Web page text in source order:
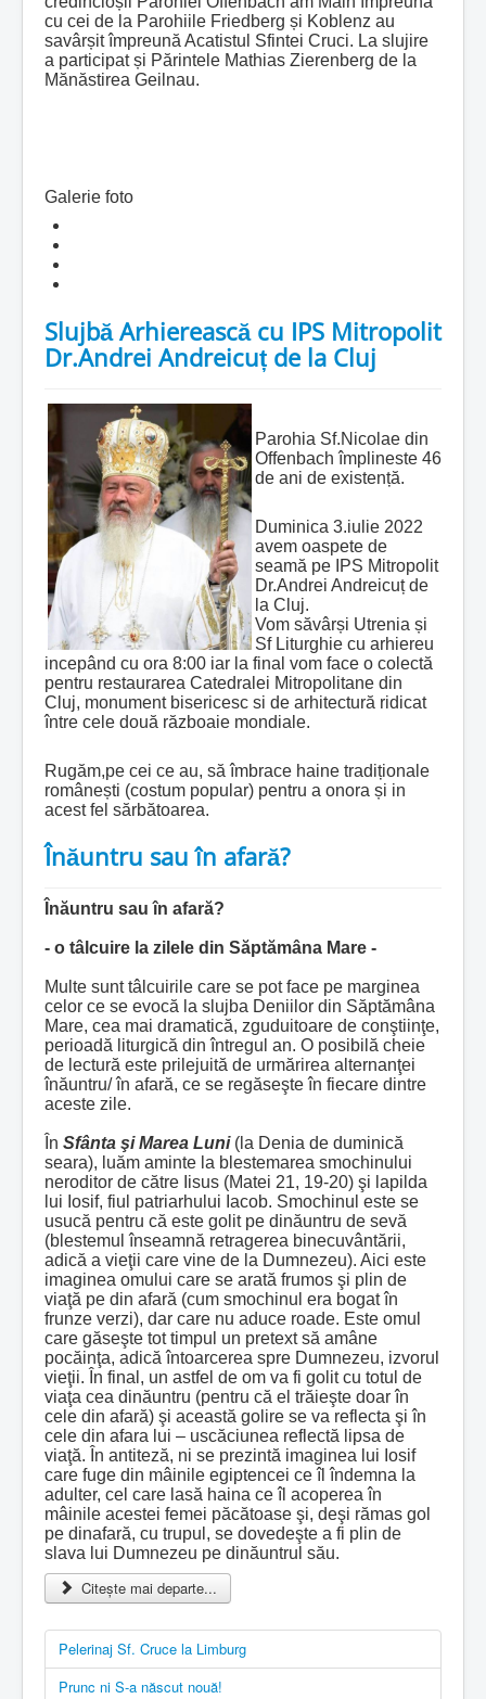
cu cei de la Parohiile Friedberg și Koblenz au
savârșit împreună Acatistul Sfintei Cruci. La slujire
a participat și Părintele Mathias Zierenberg de la
Mănăstirea Geilnau.
Galerie foto
Slujbă Arhierească cu IPS Mitropolit
Dr.Andrei Andreicuț de la Cluj
Parohia Sf.Nicolae din
Offenbach împlineste 46
de ani de existență.
Duminica 3.iulie 2022
avem oaspete de
seamă pe IPS Mitropolit
Dr.Andrei Andreicuț de
la Cluj.
Vom săvârși Utrenia și
Sf Liturghie cu arhiereu
incepând cu ora 8:00 iar la final vom face o colectă
pentru restaurarea Catedralei Mitropolitane din
Cluj, monument bisericesc si de arhitectură ridicat
între cele două războaie mondiale.
Rugăm,pe cei ce au, să îmbrace haine tradiționale
românești (costum popular) pentru a onora și in
acest fel sărbătoarea.
Înăuntru sau în afară?
năuntru sau în afară?
- o tâlcuire la zilele din Săptămâna Mare -
Multe sunt tâlcuirile care se pot face pe marginea
celor ce se evocă la slujba Deniilor din Săptămâna
Mare, cea mai dramatică, zguduitoare de conştiinţe,
perioadă liturgică din întregul an. O posibilă cheie
de lectură este prilejuită de urmărirea alternanţei
înăuntru/ în afară, ce se regăseşte în fiecare dintre
aceste zile.
În Sfânta şi Marea Luni(la Denia de duminică
seara), luăm aminte la blestemarea smochinului
neroditor de către Iisus (Matei 21, 19-20) şi lapilda
lui Iosif, fiul patriarhului Iacob. Smochinul este se
usucă pentru că este golit pe dinăuntru de sevă
(blestemul înseamnă retragerea binecuvântării,
adică a vieţii care vine de la Dumnezeu). Aici este
imaginea omului care se arată frumos şi plin de
viaţă pe din afară (cum smochinul era bogat în
frunze verzi), dar care nu aduce roade. Este omul
care găseşte tot timpul un pretext să amâne
pocăinţa, adică întoarcerea spre Dumnezeu, izvorul
vieţii. În final, un astfel de om va fi golit cu totul de
viaţa cea dinăuntru (pentru că el trăieşte doar în
cele din afară) şi această golire se va reflecta şi în
cele din afara lui – uscăciunea reflectă lipsa de
viaţă. În antiteză, ni se prezintă imaginea lui Iosif
care fuge din mâinile egiptencei ce îl îndemna la
adulter, cel care lasă haina ce îl acoperea în
mâinile acestei femei păcătoase şi, deşi rămas gol
pe dinafară, cu trupul, se dovedeşte a fi plin de
slava lui Dumnezeu pe dinăuntrul său.
Citește mai departe...
Pelerinaj Sf. Cruce la Limburg
Prunc ni S-a născut nouă!